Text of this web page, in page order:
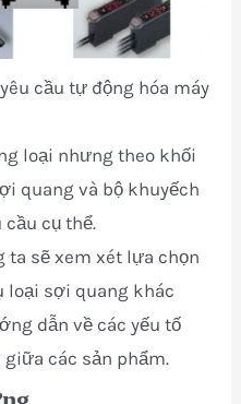
cầu tự động hóa máy
loại nhưng theo khối
quang và bộ khuyếch
cụ thể.
ta sẽ xem xét lựa chọn
loại sợi quang khác
dẫn về các yếu tố
các sản phẩm.